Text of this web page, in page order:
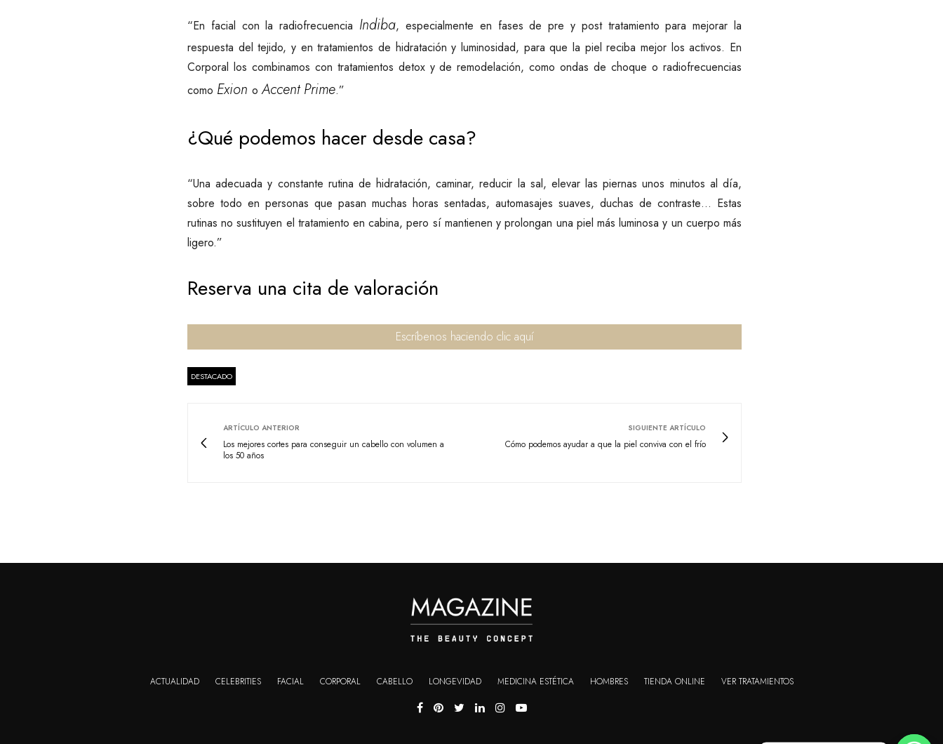
“En facial con la radiofrecuencia Indiba, especialmente en fases de pre y post tratamiento para mejorar la
respuesta del tejido, y en tratamientos de hidratación y luminosidad, para que la piel reciba mejor los activos. En
Corporal los combinamos con tratamientos detox y de remodelación, como ondas de choque o radiofrecuencias
como Exion oAccent Prime.”
¿Qué podemos hacer desde casa?
“Una adecuada y constante rutina de hidratación, caminar, reducir la sal, elevar las piernas unos minutos al día,
sobre todo en personas que pasan muchas horas sentadas, automasajes suaves, duchas de contraste… Estas
rutinas no sustituyen el tratamiento en cabina, pero sí mantienen y prolongan una piel más luminosa y un cuerpo más
ligero.”
Reserva una cita de valoración
Escríbenos haciendo clic aquí
DESTACADO
ARTÍCULO ANTERIOR
Los mejores cortes para conseguir un cabello con volumen a
los 50 años
SIGUIENTE ARTÍCULO
Cómo podemos ayudar a que la piel conviva con el frío
ACTUALIDAD CELEBRITIES FACIAL CORPORAL CABELLO LONGEVIDAD MEDICINA ESTÉTICA HOMBRES TIENDA ONLINE VER TRATAMIENTOS